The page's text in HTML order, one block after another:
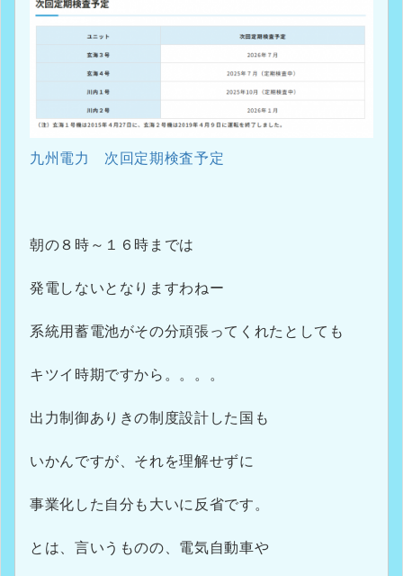
九州電力 次回定期検査予定
朝の８時～１６時までは
発電しないとなりますわねー
系統用蓄電池がその分頑張ってくれたとしても
キツイ時期ですから。。。。
出力制御ありきの制度設計した国も
いかんですが、それを理解せずに
事業化した自分も大いに反省です。
とは、言いうものの、電気自動車や